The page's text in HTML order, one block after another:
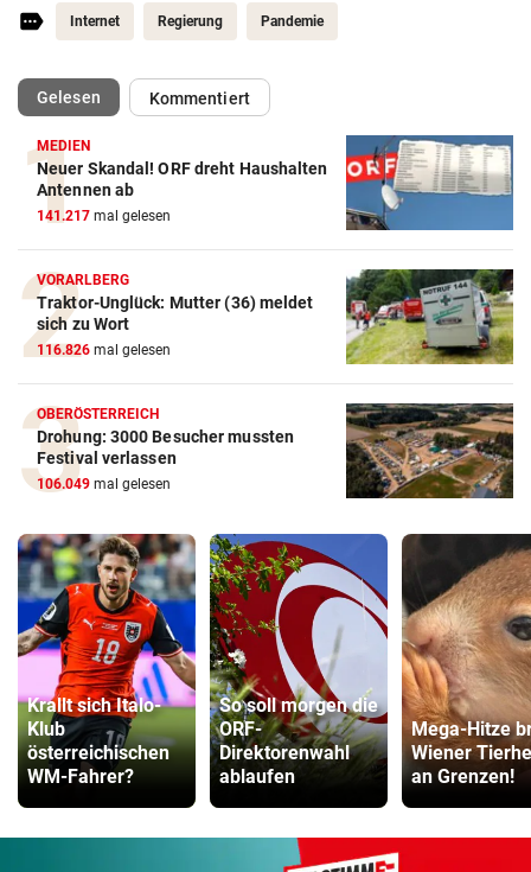
Internet Regierung Pandemie
Gelesen(ausgewählt)Kommentiert
MEDIEN
Neuer Skandal! ORF dreht Haushalten
Antennen ab
141.217 mal gelesen
VORARLBERG
Traktor-Unglück: Mutter (36) meldet
sich zu Wort
116.826 mal gelesen
OBERÖSTERREICH
Drohung: 3000 Besucher mussten
Festival verlassen
106.049 mal gelesen
Krallt sich Italo-
Klub
österreichischen
WM-Fahrer?
So soll morgen die
ORF-
Direktorenwahl
ablaufen
Mega-Hitze
Wiener
an Grenzen!